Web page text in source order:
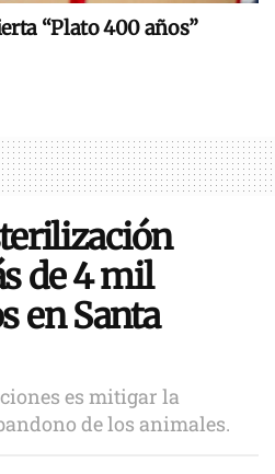
“Plato 400 años”
de 4 mil
en Santa
es mitigar la
de los animales.